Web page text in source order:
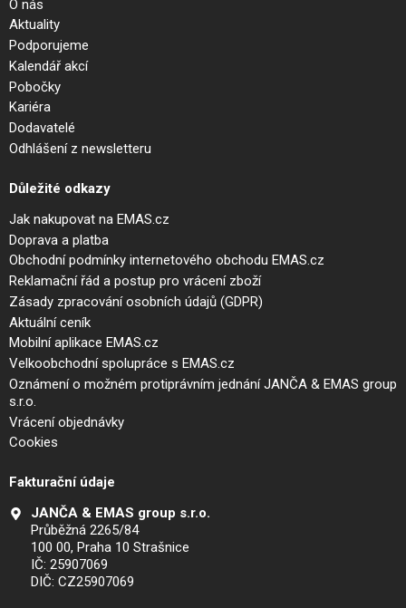
O nás
Aktuality
Podporujeme
Kalendář akcí
Pobočky
Kariéra
Dodavatelé
Odhlášení z newsletteru
Důležité odkazy
Jak nakupovat na EMAS.cz
Doprava a platba
Obchodní podmínky internetového obchodu EMAS.cz
Reklamační řád a postup pro vrácení zboží
Zásady zpracování osobních údajů (GDPR)
Aktuální ceník
Mobilní aplikace EMAS.cz
Velkoobchodní spolupráce s EMAS.cz
Oznámení o možném protiprávním jednání JANČA & EMAS group
s.r.o.
Vrácení objednávky
Cookies
Fakturační údaje
JANČA & EMAS group s.r.o.
Průběžná 2265/84
100 00, Praha 10 Strašnice
IČ: 25907069
DIČ: CZ25907069